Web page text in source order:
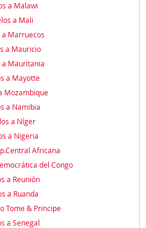
a Malawi
a Mali
a Marruecos
a Mauricio
a Mauritania
a Mayotte
Mozambique
a Namibia
a Níger
a Nigeria
Africana
del Congo
a Reunión
a Ruanda
Tome & Principe
a Senegal